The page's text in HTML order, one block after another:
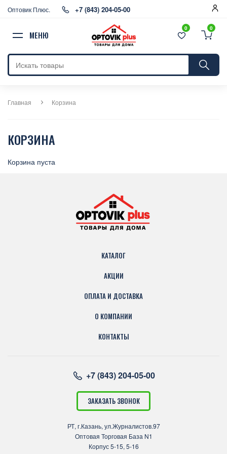
Оптовик Плюс. +7 (843) 204-05-00
МЕНЮ
0 0
Главная Корзина
КОРЗИНА
Корзина пуста
КАТАЛОГ
АКЦИИ
ОПЛАТА И ДОСТАВКА
О КОМПАНИИ
КОНТАКТЫ
+7 (843) 204-05-00
ЗАКАЗАТЬ ЗВОНОК
РТ, г.Казань, ул.Журналистов.97
Оптовая Торговая База N1
Корпус 5-15, 5-16